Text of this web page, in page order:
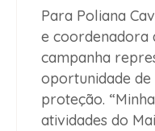
Para Poliana
e coordenadora
campanha
oportunidade de
proteção.
atividades do